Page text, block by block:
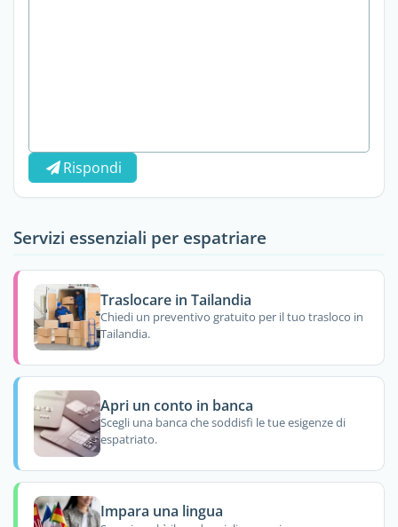
Rispondi
Servizi essenziali per espatriare
Traslocare in Tailandia
Chiedi un preventivo gratuito per il tuo trasloco in
Tailandia.
Apri un conto in banca
Scegli una banca che soddisfi le tue esigenze di
espatriato.
Impara una lingua